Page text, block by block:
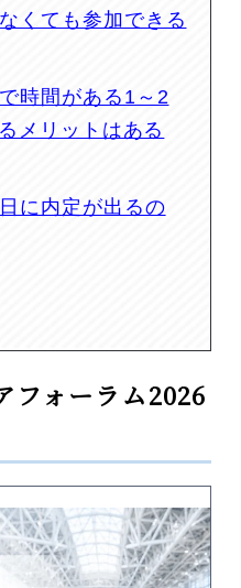
くても参加できる
時間がある1～2
メリットはある
に内定が出るの
フォーラム2026